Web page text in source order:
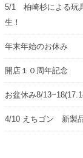
5/1 柏崎杉による玩
生！
年末年始のお休み
開店１０周年記念
お盆休み8/
4/10 えちゴン 新製